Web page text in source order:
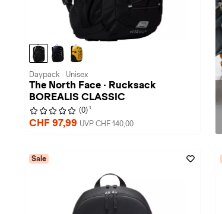
Daypack · Unisex
The North Face · Rucksack
BOREALIS CLASSIC
(0) 1
CHF 97,99 UVP CHF 140,00
Sale